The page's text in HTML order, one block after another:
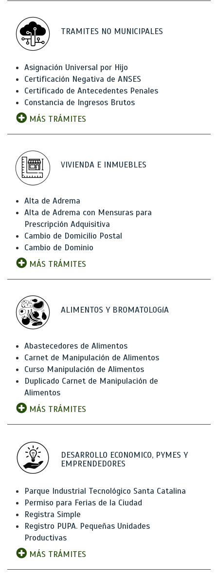
TRAMITES NO MUNICIPALES
Asignación Universal por Hijo
Certificación Negativa de ANSES
Certificado de Antecedentes Penales
Constancia de Ingresos Brutos
MÁS TRÁMITES
VIVIENDA E INMUEBLES
Alta de Adrema
Alta de Adrema con Mensuras para
Prescripción Adquisitiva
Cambio de Domicilio Postal
Cambio de Dominio
MÁS TRÁMITES
ALIMENTOS Y BROMATOLOGíA
Abastecedores de Alimentos
Carnet de Manipulación de Alimentos
Curso Manipulación de Alimentos
Duplicado Carnet de Manipulación de
Alimentos
MÁS TRÁMITES
DESARROLLO ECONOMICO, PYMES Y
EMPRENDEDORES
Parque Industrial Tecnológico Santa Catalina
Permiso para Ferias de la Ciudad
Registra Simple
Registro PUPA. Pequeñas Unidades
Productivas
MÁS TRÁMITES